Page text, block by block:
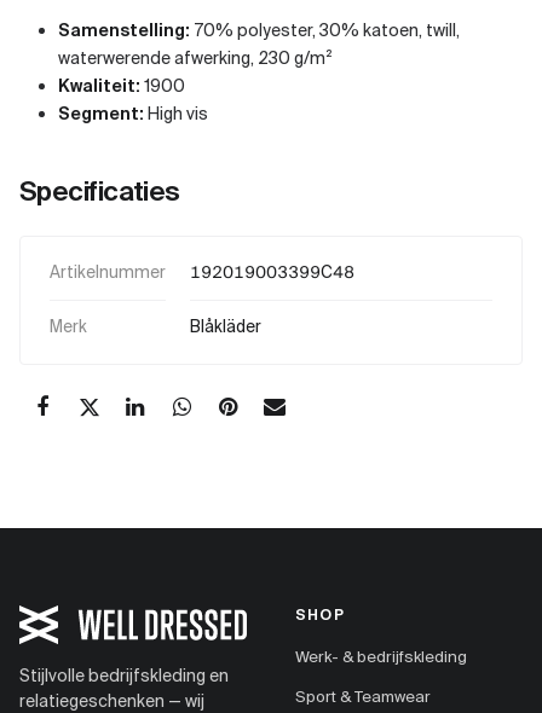
Samenstelling: 70% polyester, 30% katoen, twill,
waterwerende afwerking, 230 g/m²
Kwaliteit: 1900
Segment: High vis
Specificaties
Artikelnummer 192019003399C48
Merk Blåkläder
Stijlvolle bedrijfskleding en
relatiegeschenken — wij
SHOP
Werk- & bedrijfskleding
Sport & Teamwear